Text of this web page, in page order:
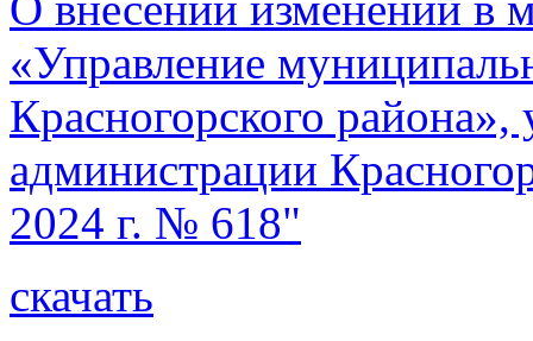
«Управление
Красногорского
администрации
2024 г. № 618"
скачать